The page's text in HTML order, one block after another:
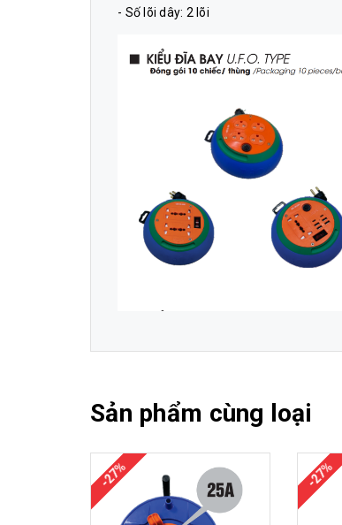
- Số lõi dây: 2 lõi
Sản phẩm cùng loại
-27% -27%